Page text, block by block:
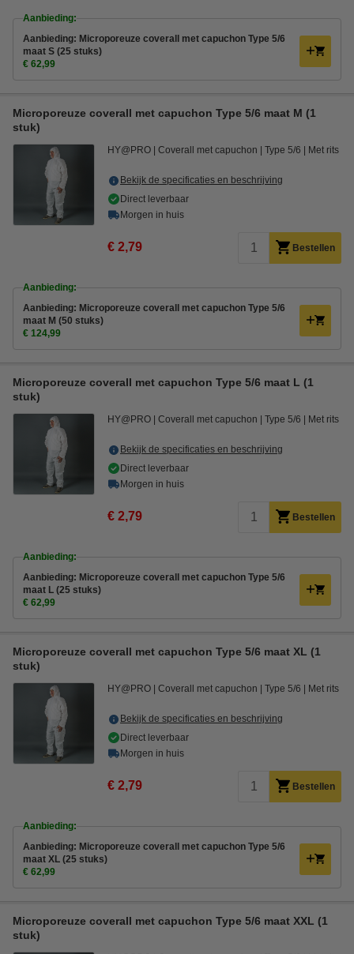
Aanbieding:
Aanbieding: Microporeuze coverall met capuchon Type 5/6
maat S (25 stuks)
€ 62,99
Microporeuze coverall met capuchon Type 5/6 maat M (1
stuk)
HY@PRO Coverall met capuchon Type 5/6 Met rits
Bekijk de specificaties en beschrijving
Direct leverbaar
Morgen in huis
€ 2,79 Bestellen
Aanbieding:
Aanbieding: Microporeuze coverall met capuchon Type 5/6
maat M (50 stuks)
€ 124,99
Microporeuze coverall met capuchon Type 5/6 maat L (1
stuk)
HY@PRO Coverall met capuchon Type 5/6 Met rits
Bekijk de specificaties en beschrijving
Direct leverbaar
Morgen in huis
€ 2,79 Bestellen
Aanbieding:
Aanbieding: Microporeuze coverall met capuchon Type 5/6
maat L (25 stuks)
€ 62,99
Microporeuze coverall met capuchon Type 5/6 maat XL (1
stuk)
HY@PRO Coverall met capuchon Type 5/6 Met rits
Bekijk de specificaties en beschrijving
Direct leverbaar
Morgen in huis
€ 2,79 Bestellen
Aanbieding:
Aanbieding: Microporeuze coverall met capuchon Type 5/6
maat XL (25 stuks)
€ 62,99
Microporeuze coverall met capuchon Type 5/6 maat XXL (1
stuk)